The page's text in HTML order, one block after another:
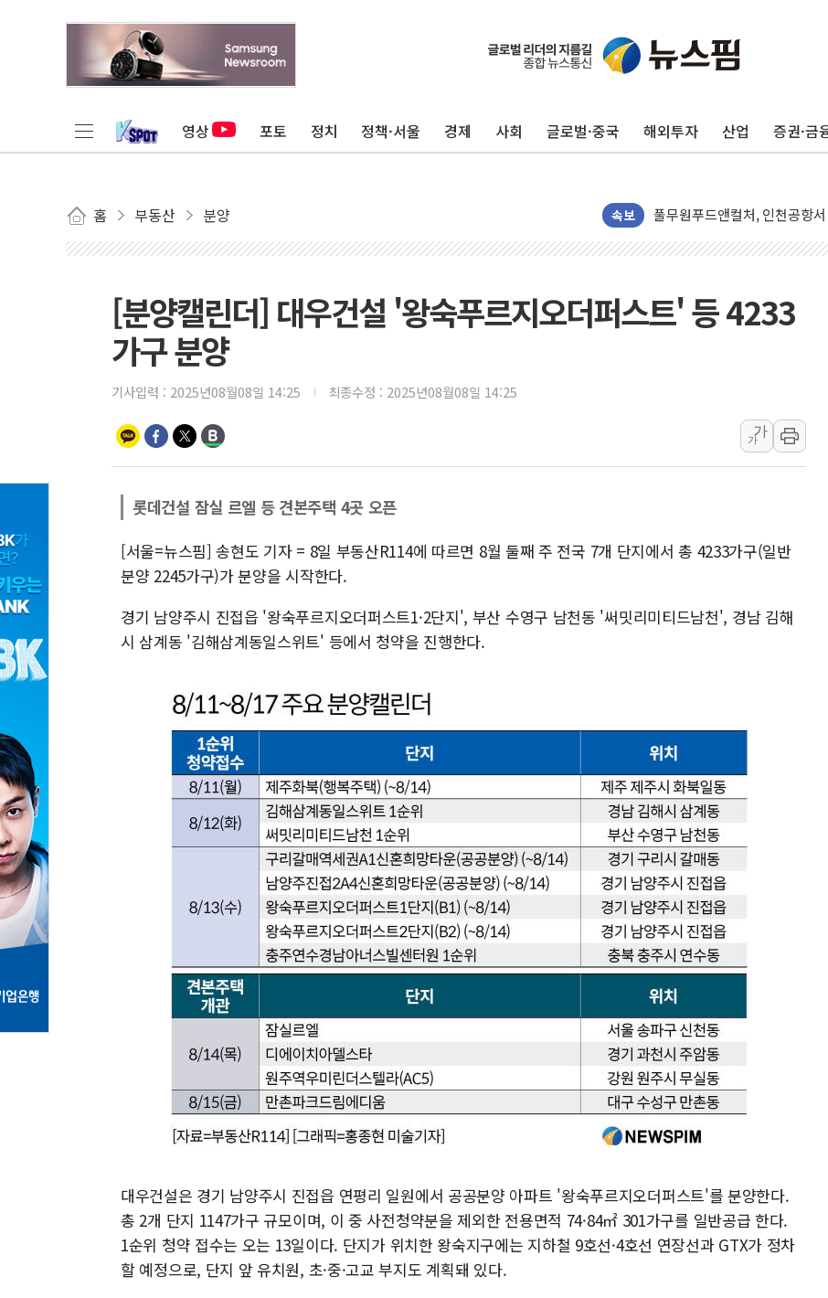
영상 포토 정치 정책·서울 경제 사회 글로벌·중국 해외투자 산업 증권·금
홈 부동산 분양 속보
네이버, AI 투자로 숨 고르기…
카카오스타일 지그재그, '직
애경산업, 서울시 취약계층 위
중기부, 떡국·떡볶이떡 제조
[뉴스핌 이 시각 PICK] 李, 오늘
카드사 고객 유입 창구 된 '트
트럼프, '원정출산 시민권 차
트럼프 "이란전 조만간 끝날
뉴욕증시, 유가·금리 부담에
이란, 오만과 호르무즈 해협
[민주 당권주자 일정] 송영길
李대통령, 오늘 오후 2시 부동
[분양캘린더] 대우건설 '왕숙푸르지오더퍼스트' 등 4233
가구 분양
기사입력 : 2025년08월08일 14:25 최종수정 : 2025년08월08일 14:25
가
가
롯데건설 잠실 르엘 등 견본주택 4곳 오픈
[서울=뉴스핌] 송현도 기자 = 8일 부동산R114에 따르면 8월 둘째 주 전국 7개 단지에서 총 4233가구(일반
분양 2245가구)가 분양을 시작한다.
경기 남양주시 진접읍 '왕숙푸르지오더퍼스트1·2단지', 부산 수영구 남천동 '써밋리미티드남천', 경남 김해
시 삼계동 '김해삼계동일스위트' 등에서 청약을 진행한다.
대우건설은 경기 남양주시 진접읍 연평리 일원에서 공공분양 아파트 '왕숙푸르지오더퍼스트'를 분양한다.
총 2개 단지 1147가구 규모이며, 이 중 사전청약분을 제외한 전용면적 74·84㎡ 301가구를 일반공급 한다.
1순위 청약 접수는 오는 13일이다. 단지가 위치한 왕숙지구에는 지하철 9호선·4호선 연장선과 GTX가 정차
할 예정으로, 단지 앞 유치원, 초·중·고교 부지도 계획돼 있다.